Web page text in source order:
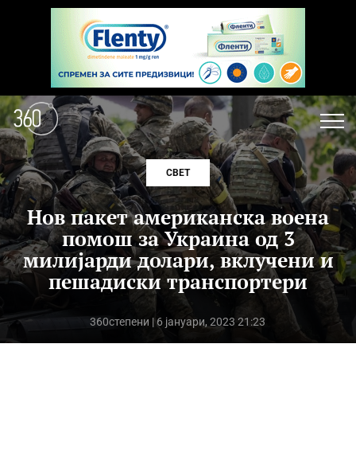
СВЕТ
Нов пакет американска воена
помош за Украина од 3
милијарди долари, вклучени и
пешадиски транспортери
360степени | 6 јануари, 2023 21:23